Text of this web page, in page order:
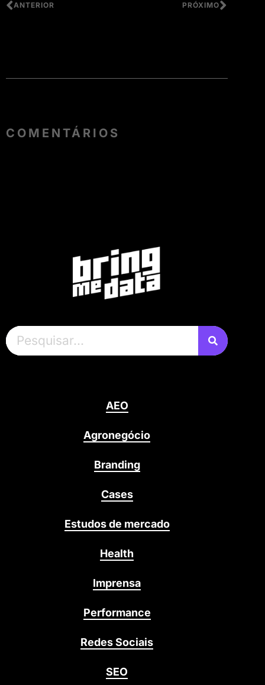
ANTERIOR PRÓXIMO
COMENTÁRIOS
AEO
Agronegócio
Branding
Cases
Estudos de mercado
Health
Imprensa
Performance
Redes Sociais
SEO